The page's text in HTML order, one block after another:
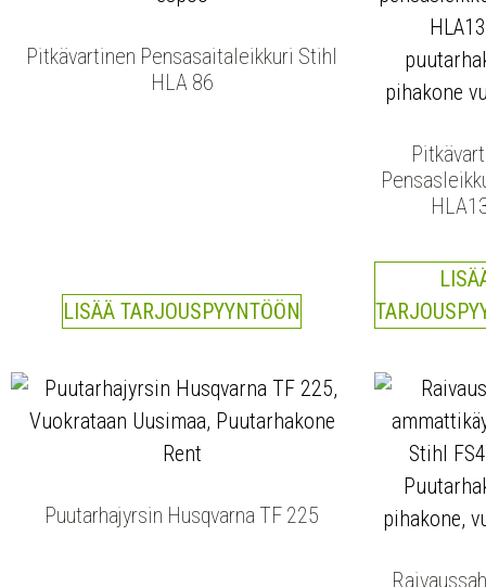
Pitkävartinen Pensasaitaleikkuri Stihl
HLA 86
LISÄÄ TARJOUSPYYNTÖÖN
Puutarhajyrsin Husqvarna TF 225